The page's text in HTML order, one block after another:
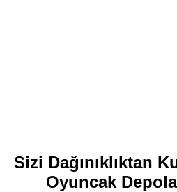
Sizi Dağınıklıktan
Oyuncak